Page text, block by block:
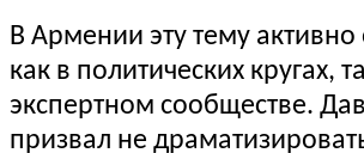
В Армении эту тему
как в политических кругах,
экспертном сообществе.
призвал не